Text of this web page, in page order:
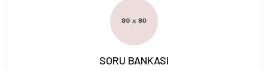
SORU BANKASI